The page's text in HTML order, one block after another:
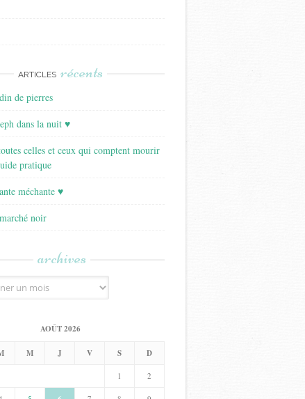
ARTICLES récents
de pierres
dans la nuit ♥
celles et ceux qui comptent mourir
pratique
méchante ♥
noir
archives
AOÛT 2026
M J V S D
1 2